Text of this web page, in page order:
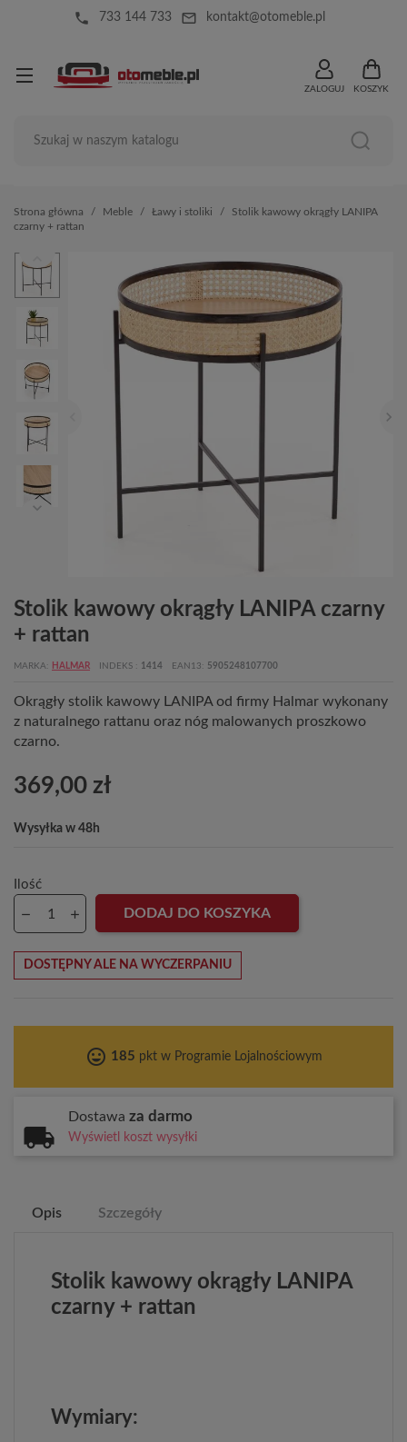
local_phone 733 144 733 mail_outline kontakt@otomeble.pl
ZALOGUJ KOSZYK
Strona główna Meble Ławy i stoliki
Stolik kawowy okrągły LANIPA
czarny + rattan
Stolik kawowy okrągły LANIPA czarny
+ rattan
MARKA HALMAR INDEKS 1414 EAN13 5905248107700
Okrągły stolik kawowy LANIPA od firmy Halmar wykonany
z naturalnego rattanu oraz nóg malowanych proszkowo
czarno.
369,00 zł
Wysyłka w 48h
Ilość
DODAJ DO KOSZYKA
DOSTĘPNY ALE NA WYCZERPANIU
tag_faces 185 pkt w Programie Lojalnościowym
Dostawa za darmo
Wyświetl koszt wysyłki
Opis Szczegóły
Stolik kawowy okrągły LANIPA
czarny + rattan
Wymiary: